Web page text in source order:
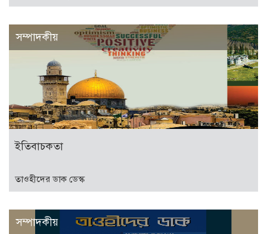
সম্পাদকীয়
ইতিবাচকতা
তাওহীদের ডাক ডেস্ক
সম্পাদকীয়